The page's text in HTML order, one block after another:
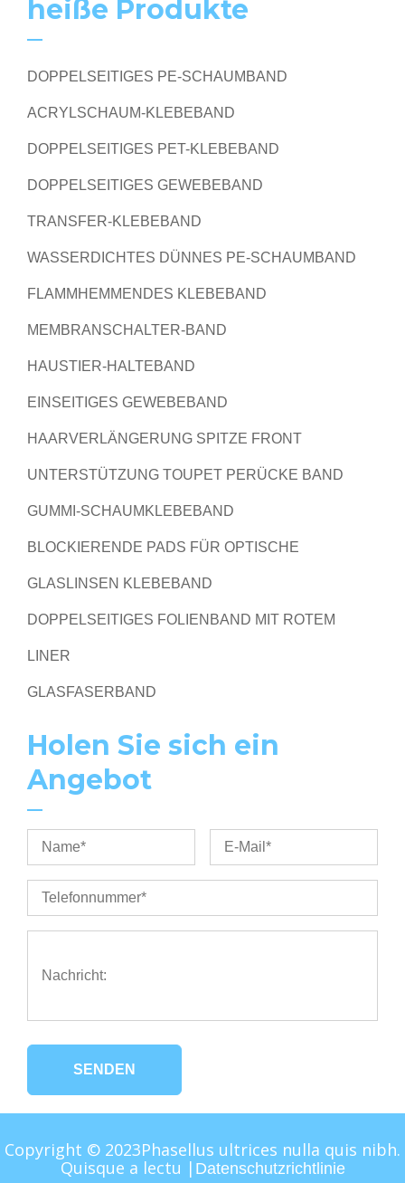
heiße Produkte
DOPPELSEITIGES PE-SCHAUMBAND
ACRYLSCHAUM-KLEBEBAND
DOPPELSEITIGES PET-KLEBEBAND
DOPPELSEITIGES GEWEBEBAND
TRANSFER-KLEBEBAND
WASSERDICHTES DÜNNES PE-SCHAUMBAND
FLAMMHEMMENDES KLEBEBAND
MEMBRANSCHALTER-BAND
HAUSTIER-HALTEBAND
EINSEITIGES GEWEBEBAND
HAARVERLÄNGERUNG SPITZE FRONT
UNTERSTÜTZUNG TOUPET PERÜCKE BAND
GUMMI-SCHAUMKLEBEBAND
BLOCKIERENDE PADS FÜR OPTISCHE
GLASLINSEN KLEBEBAND
DOPPELSEITIGES FOLIENBAND MIT ROTEM
LINER
GLASFASERBAND
Holen Sie sich ein
Angebot
SENDEN
Copyright © 2023Phasellus ultrices nulla quis nibh.
Quisque a lectu | Datenschutzrichtlinie